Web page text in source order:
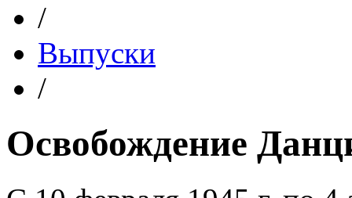
/
Выпуски
/
Освобождение